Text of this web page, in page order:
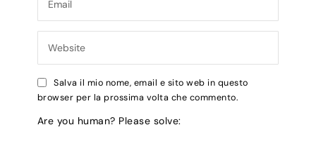
Salva il mio nome, email e sito web in questo
browser per la prossima volta che commento.
Are you human? Please solve: